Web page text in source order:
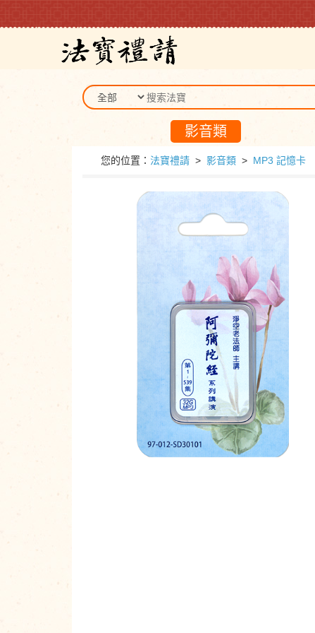
影音類
您的位置： 法寶禮請 > 影音類 > MP3 記憶卡